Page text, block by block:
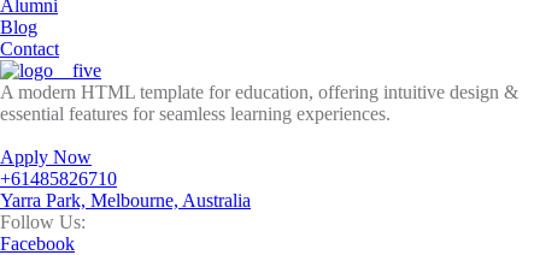
Alumni
Blog
Contact
A modern HTML template for education, offering intuitive design &
essential features for seamless learning experiences.
Apply Now
+61485826710
Yarra Park, Melbourne, Australia
Follow Us:
Facebook